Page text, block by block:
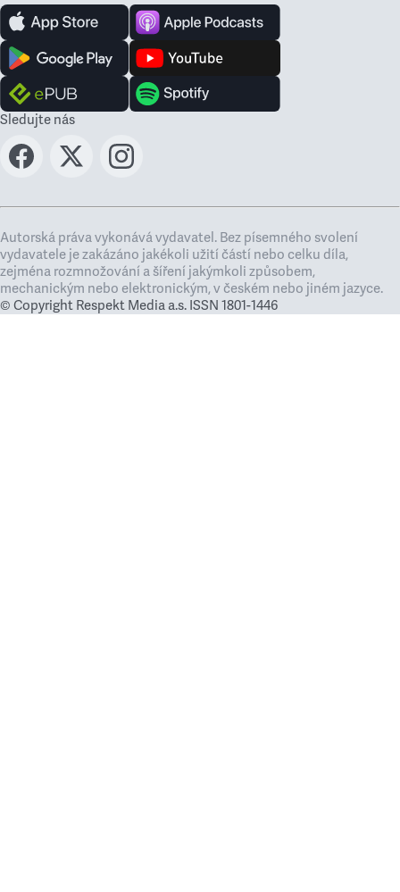
Sledujte nás
Autorská práva vykonává vydavatel. Bez písemného svolení
vydavatele je zakázáno jakékoli užití částí nebo celku díla,
zejména rozmnožování a šíření jakýmkoli způsobem,
mechanickým nebo elektronickým, v českém nebo jiném jazyce.
© Copyright Respekt Media a.s. ISSN 1801-1446